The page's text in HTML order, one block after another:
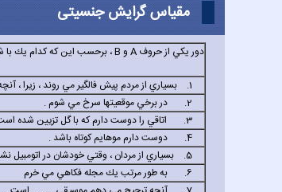
مقیاس گرایش جنسیتی
دور يكي از حروف A و B، برحسب اين كه كدام يك با